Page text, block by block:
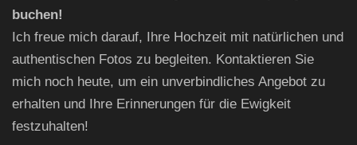
buchen!
Ich freue mich darauf, Ihre Hochzeit mit natürlichen und
authentischen Fotos zu begleiten. Kontaktieren Sie
mich noch heute, um ein unverbindliches Angebot zu
erhalten und Ihre Erinnerungen für die Ewigkeit
festzuhalten!